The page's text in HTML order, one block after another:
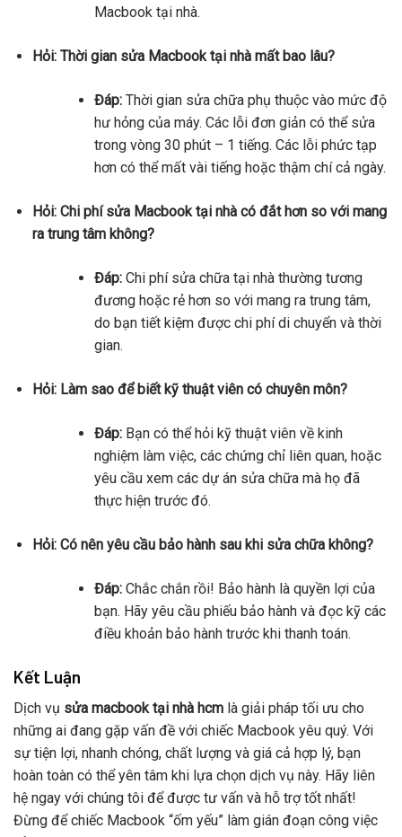
Macbook tại nhà.
Hỏi: Thời gian sửa Macbook tại nhà mất bao lâu?
Đáp:Thời gian sửa chữa phụ thuộc vào mức độ
hư hỏng của máy. Các lỗi đơn giản có thể sửa
trong vòng 30 phút – 1 tiếng. Các lỗi phức tạp
hơn có thể mất vài tiếng hoặc thậm chí cả ngày.
Hỏi: Chi phí sửa Macbook tại nhà có đắt hơn so với mang
ra trung tâm không?
Đáp:Chi phí sửa chữa tại nhà thường tương
đương hoặc rẻ hơn so với mang ra trung tâm,
do bạn tiết kiệm được chi phí di chuyển và thời
gian.
Hỏi: Làm sao để biết kỹ thuật viên có chuyên môn?
Đáp:Bạn có thể hỏi kỹ thuật viên về kinh
nghiệm làm việc, các chứng chỉ liên quan, hoặc
yêu cầu xem các dự án sửa chữa mà họ đã
thực hiện trước đó.
Hỏi: Có nên yêu cầu bảo hành sau khi sửa chữa không?
Đáp:Chắc chắn rồi! Bảo hành là quyền lợi của
bạn. Hãy yêu cầu phiếu bảo hành và đọc kỹ các
điều khoản bảo hành trước khi thanh toán.
Kết Luận
Dịch vụ sửa macbook tại nhà hcm là giải pháp tối ưu cho
những ai đang gặp vấn đề với chiếc Macbook yêu quý. Với
sự tiện lợi, nhanh chóng, chất lượng và giá cả hợp lý, bạn
hoàn toàn có thể yên tâm khi lựa chọn dịch vụ này. Hãy liên
hệ ngay với chúng tôi để được tư vấn và hỗ trợ tốt nhất!
Đừng để chiếc Macbook “ốm yếu” làm gián đoạn công việc